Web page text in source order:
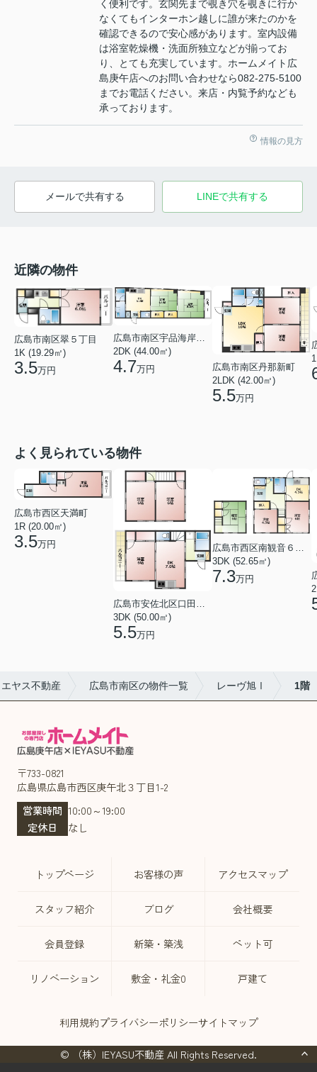
く便利です。玄関先まで覗き穴を覗きに行か
なくてもインターホン越しに誰が来たのかを
確認できるので安心感があります。室内設備
は浴室乾燥機・洗面所独立などが揃ってお
り、とても充実しています。ホームメイト広
島庚午店へのお問い合わせなら082-275-5100
までお電話ください。来店・内覧予約なども
承っております。
情報の見方
メールで共有する LINEで共有する
近隣の物件
広島市南区翠５丁目
1K (19.29㎡)
3.5万円
2DK (44.00㎡)
4.7万円
広島市南区丹那新町
2LDK (42.00㎡)
5.5万円
よく見られている物件
広島市西区天満町
1R (20.00㎡)
3.5万円
3DK (50.00㎡)
5.5万円
広島市西区南観音６丁目
3DK (52.65㎡)
7.3万円
ヤス不動産 広島市南区の物件一覧 レーヴ旭Ⅰ 1階
〒733-0821
広島県広島市西区庚午北３丁目1-2
営業時間 10:00～19:00
定休日
なし
トップページ お客様の声 アクセスマップ
スタッフ紹介 ブログ 会社概要
会員登録 新築・築浅 ペット可
リノベーション 敷金・礼金0 戸建て
利用規約プライバシーポリシーサイトマップ
© （株）IEYASU不動産 All Rights Reserved.